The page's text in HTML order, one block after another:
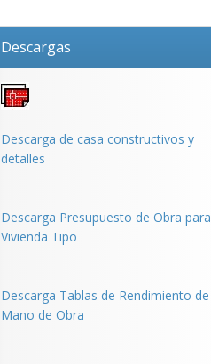
Descargas
Descarga de casa constructivos y
detalles
Descarga Presupuesto de Obra para
Vivienda Tipo
Descarga Tablas de Rendimiento de
Mano de Obra